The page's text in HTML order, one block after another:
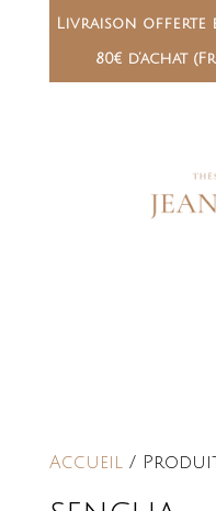
Livraison offerte
80€ d’achat
Accueil/